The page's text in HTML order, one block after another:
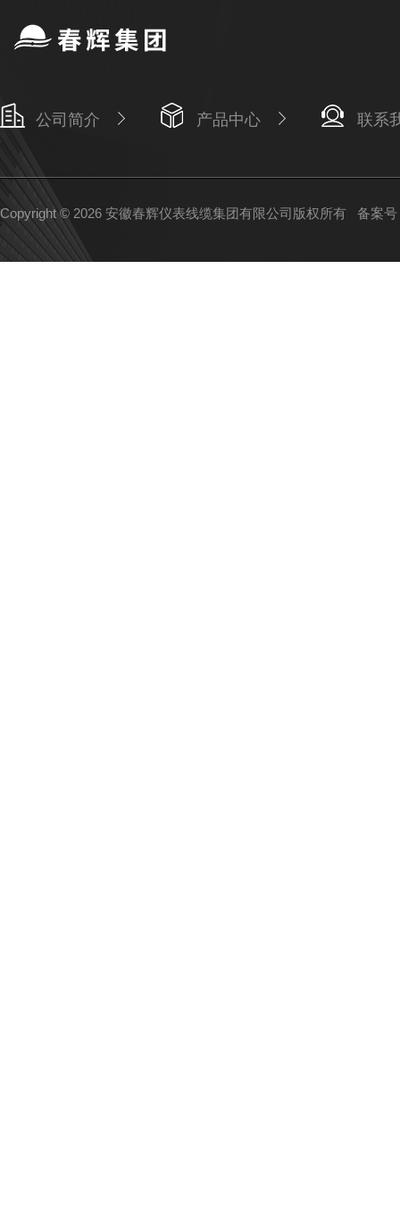
公司简介 产品中心 联系
Copyright © 2026 安徽春辉仪表线缆集团有限公司版权所有 备案号